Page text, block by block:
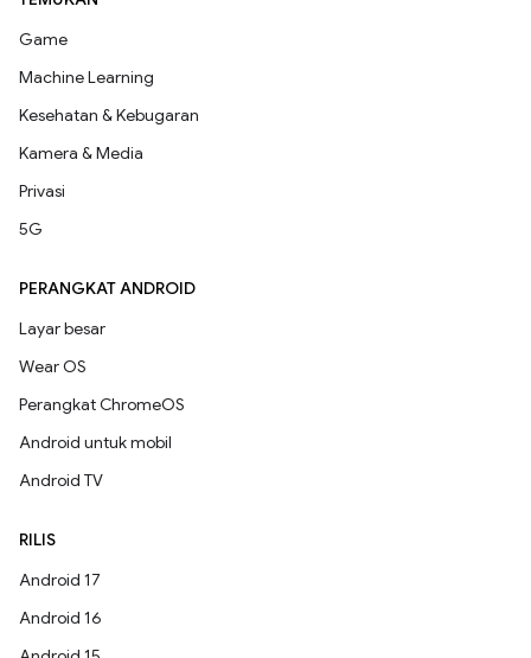
Game
Machine Learning
Kesehatan & Kebugaran
Kamera & Media
Privasi
5G
PERANGKAT ANDROID
Layar besar
Wear OS
Perangkat ChromeOS
Android untuk mobil
Android TV
RILIS
Android 17
Android 16